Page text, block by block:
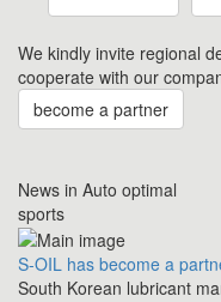
We kindly invite regional
cooperate with our
become a partner
News in Auto optimal
sports
S-OIL has become a
South Korean lubricant